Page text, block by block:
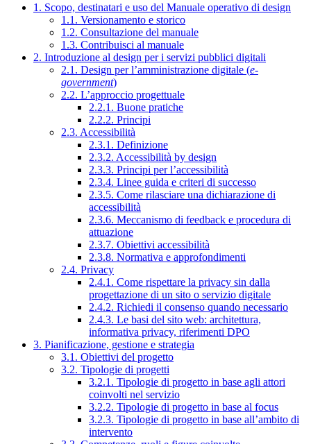
1. Scopo, destinatari e uso del Manuale operativo di design
1.1. Versionamento e storico
1.2. Consultazione del manuale
1.3. Contribuisci al manuale
2. Introduzione al design per i servizi pubblici digitali
2.1. Design per l’amministrazione digitale (e-
government)
2.2. L’approccio progettuale
2.2.1. Buone pratiche
2.2.2. Principi
2.3. Accessibilità
2.3.1. Definizione
2.3.2. Accessibilità by design
2.3.3. Principi per l’accessibilità
2.3.4. Linee guida e criteri di successo
2.3.5. Come rilasciare una dichiarazione di
accessibilità
2.3.6. Meccanismo di feedback e procedura di
attuazione
2.3.7. Obiettivi accessibilità
2.3.8. Normativa e approfondimenti
2.4. Privacy
2.4.1. Come rispettare la privacy sin dalla
progettazione di un sito o servizio digitale
2.4.2. Richiedi il consenso quando necessario
2.4.3. Le basi del sito web: architettura,
informativa privacy, riferimenti DPO
3. Pianificazione, gestione e strategia
3.1. Obiettivi del progetto
3.2. Tipologie di progetti
3.2.1. Tipologie di progetto in base agli attori
coinvolti nel servizio
3.2.2. Tipologie di progetto in base al focus
3.2.3. Tipologie di progetto in base all’ambito di
intervento